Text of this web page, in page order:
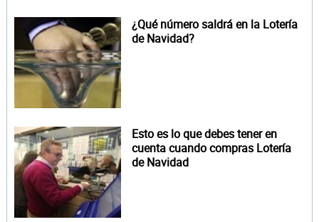
¿Qué número saldrá en la Lotería
de Navidad?
Esto es lo que debes tener en
cuenta cuando compras Lotería
de Navidad